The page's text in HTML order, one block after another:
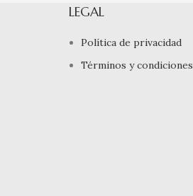
LEGAL
Política de privacidad
Términos y condiciones